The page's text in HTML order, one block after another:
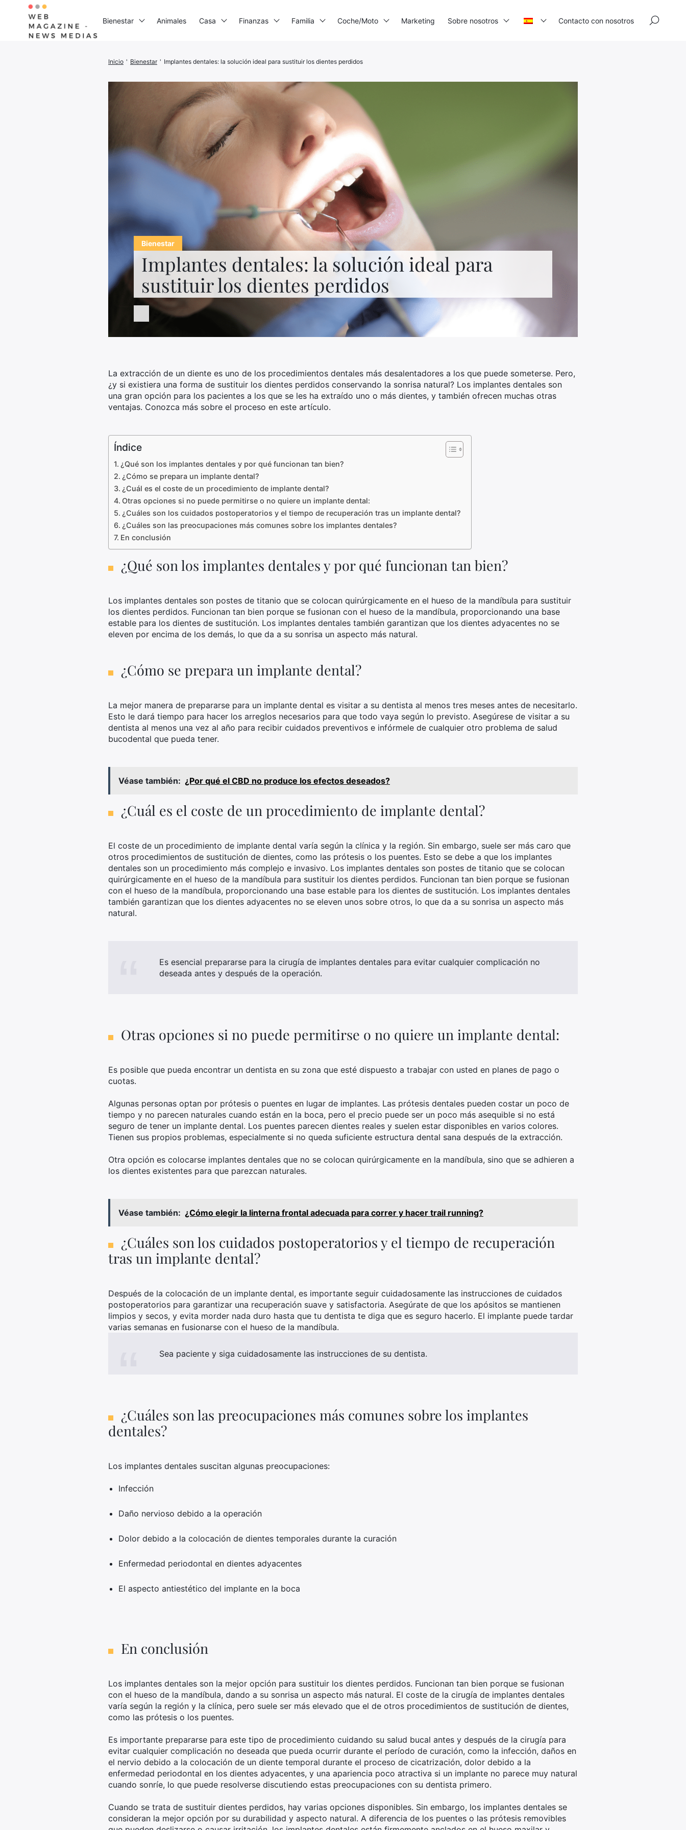
Bienestar
Implantes dentales: la solución ideal para
sustituir los dientes perdidos
Inicio ' Bienestar ' Implantes dentales: la solución ideal para sustituir los dientes perdidos
La extracción de un diente es uno de los procedimientos dentales más desalentadores a los que puede someterse. Pero,
¿y si existiera una forma de sustituir los dientes perdidos conservando la sonrisa natural? Los implantes dentales son
una gran opción para los pacientes a los que se les ha extraído uno o más dientes, y también ofrecen muchas otras
ventajas. Conozca más sobre el proceso en este artículo.
Índice
¿Qué son los implantes dentales y por qué funcionan tan bien?
¿Cómo se prepara un implante dental?
¿Cuál es el coste de un procedimiento de implante dental?
Otras opciones si no puede permitirse o no quiere un implante dental:
¿Cuáles son los cuidados postoperatorios y el tiempo de recuperación tras un implante dental?
¿Cuáles son las preocupaciones más comunes sobre los implantes dentales?
En conclusión
¿Qué son los implantes dentales y por qué funcionan tan bien?
Los implantes dentales son postes de titanio que se colocan quirúrgicamente en el hueso de la mandíbula para sustituir
los dientes perdidos. Funcionan tan bien porque se fusionan con el hueso de la mandíbula, proporcionando una base
estable para los dientes de sustitución. Los implantes dentales también garantizan que los dientes adyacentes no se
eleven por encima de los demás, lo que da a su sonrisa un aspecto más natural.
¿Cómo se prepara un implante dental?
La mejor manera de prepararse para un implante dental es visitar a su dentista al menos tres meses antes de necesitarlo.
Esto le dará tiempo para hacer los arreglos necesarios para que todo vaya según lo previsto. Asegúrese de visitar a su
dentista al menos una vez al año para recibir cuidados preventivos e infórmele de cualquier otro problema de salud
bucodental que pueda tener.
Véase también: ¿Por qué el CBD no produce los efectos deseados?
¿Cuál es el coste de un procedimiento de implante dental?
El coste de un procedimiento de implante dental varía según la clínica y la región. Sin embargo, suele ser más caro que
otros procedimientos de sustitución de dientes, como las prótesis o los puentes. Esto se debe a que los implantes
dentales son un procedimiento más complejo e invasivo. Los implantes dentales son postes de titanio que se colocan
quirúrgicamente en el hueso de la mandíbula para sustituir los dientes perdidos. Funcionan tan bien porque se fusionan
con el hueso de la mandíbula, proporcionando una base estable para los dientes de sustitución. Los implantes dentales
también garantizan que los dientes adyacentes no se eleven unos sobre otros, lo que da a su sonrisa un aspecto más
natural.
Es esencial prepararse para la cirugía de implantes dentales para evitar cualquier complicación no
deseada antes y después de la operación.
Otras opciones si no puede permitirse o no quiere un implante dental:
Es posible que pueda encontrar un dentista en su zona que esté dispuesto a trabajar con usted en planes de pago o
cuotas.
Algunas personas optan por prótesis o puentes en lugar de implantes. Las prótesis dentales pueden costar un poco de
tiempo y no parecen naturales cuando están en la boca, pero el precio puede ser un poco más asequible si no está
seguro de tener un implante dental. Los puentes parecen dientes reales y suelen estar disponibles en varios colores.
Tienen sus propios problemas, especialmente si no queda suficiente estructura dental sana después de la extracción.
Otra opción es colocarse implantes dentales que no se colocan quirúrgicamente en la mandíbula, sino que se adhieren a
los dientes existentes para que parezcan naturales.
Véase también: ¿Cómo elegir la linterna frontal adecuada para correr y hacer trail running?
¿Cuáles son los cuidados postoperatorios y el tiempo de recuperación
tras un implante dental?
Después de la colocación de un implante dental, es importante seguir cuidadosamente las instrucciones de cuidados
postoperatorios para garantizar una recuperación suave y satisfactoria. Asegúrate de que los apósitos se mantienen
limpios y secos, y evita morder nada duro hasta que tu dentista te diga que es seguro hacerlo. El implante puede tardar
varias semanas en fusionarse con el hueso de la mandíbula.
Sea paciente y siga cuidadosamente las instrucciones de su dentista.
¿Cuáles son las preocupaciones más comunes sobre los implantes
dentales?
Los implantes dentales suscitan algunas preocupaciones:
Infección
Daño nervioso debido a la operación
Dolor debido a la colocación de dientes temporales durante la curación
Enfermedad periodontal en dientes adyacentes
El aspecto antiestético del implante en la boca
En conclusión
Los implantes dentales son la mejor opción para sustituir los dientes perdidos. Funcionan tan bien porque se fusionan
con el hueso de la mandíbula, dando a su sonrisa un aspecto más natural. El coste de la cirugía de implantes dentales
varía según la región y la clínica, pero suele ser más elevado que el de otros procedimientos de sustitución de dientes,
como las prótesis o los puentes.
Es importante prepararse para este tipo de procedimiento cuidando su salud bucal antes y después de la cirugía para
evitar cualquier complicación no deseada que pueda ocurrir durante el período de curación, como la infección, daños en
el nervio debido a la colocación de un diente temporal durante el proceso de cicatrización, dolor debido a la
enfermedad periodontal en los dientes adyacentes, y una apariencia poco atractiva si un implante no parece muy natural
cuando sonríe, lo que puede resolverse discutiendo estas preocupaciones con su dentista primero.
Cuando se trata de sustituir dientes perdidos, hay varias opciones disponibles. Sin embargo, los implantes dentales se
consideran la mejor opción por su durabilidad y aspecto natural. A diferencia de los puentes o las prótesis removibles
Bienestar Animales Casa
Impresora 3D
Generador
Finanzas Familia Coche/Moto Marketing Sobre nosotros Contacto con nosotros
Busca: